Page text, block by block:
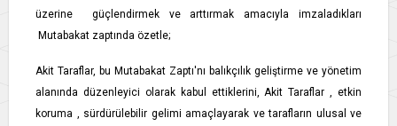
üzerine güçlendirmek ve arttırmak amacıyla imzaladıkları
Mutabakat zaptında özetle;
Akit Taraflar, bu Mutabakat Zaptı'nı balıkçılık geliştirme ve yönetim
alanında düzenleyici olarak kabul ettiklerini, Akit Taraflar , etkin
koruma , sürdürülebilir gelimi amaçlayarak ve tarafların ulusal ve